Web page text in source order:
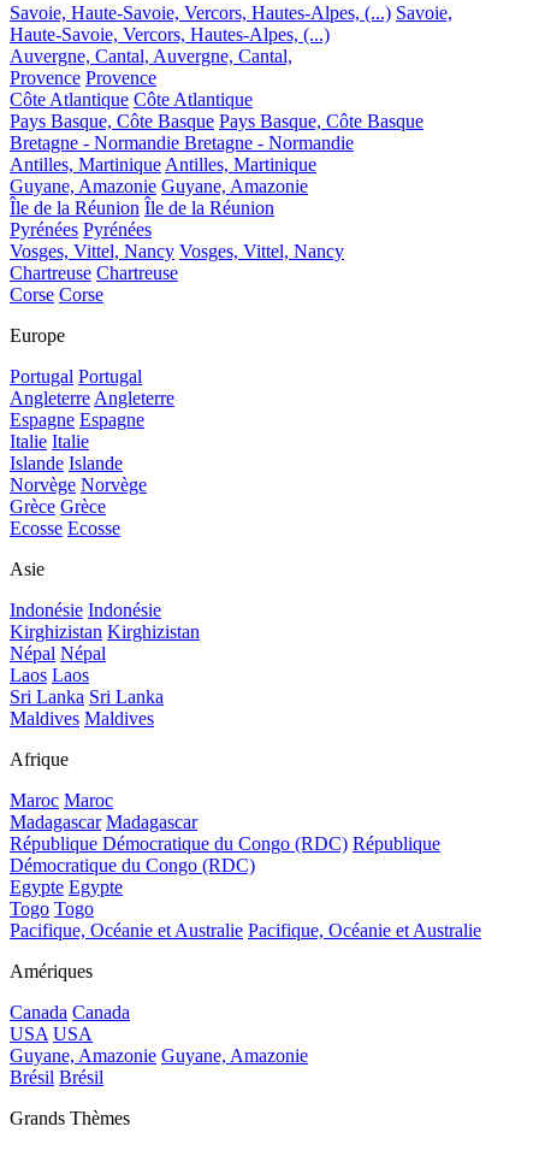
Savoie, Haute-Savoie, Vercors, Hautes-Alpes, (...) Savoie,
Haute-Savoie, Vercors, Hautes-Alpes, (...)
Auvergne, Cantal, Auvergne, Cantal,
Provence Provence
Côte Atlantique Côte Atlantique
Pays Basque, Côte Basque Pays Basque, Côte Basque
Bretagne - Normandie Bretagne - Normandie
Antilles, Martinique Antilles, Martinique
Guyane, Amazonie Guyane, Amazonie
Île de la Réunion Île de la Réunion
Pyrénées Pyrénées
Vosges, Vittel, Nancy Vosges, Vittel, Nancy
Chartreuse Chartreuse
Corse Corse
Europe
Portugal Portugal
Angleterre Angleterre
Espagne Espagne
Italie Italie
Islande Islande
Norvège Norvège
Grèce Grèce
Ecosse Ecosse
Asie
Indonésie Indonésie
Kirghizistan Kirghizistan
Népal Népal
Laos Laos
Sri Lanka Sri Lanka
Maldives Maldives
Afrique
Maroc Maroc
Madagascar Madagascar
République Démocratique du Congo (RDC) République
Démocratique du Congo (RDC)
Egypte Egypte
Togo Togo
Pacifique, Océanie et Australie Pacifique, Océanie et Australie
Amériques
Canada Canada
USA USA
Guyane, Amazonie Guyane, Amazonie
Brésil Brésil
Grands Thèmes